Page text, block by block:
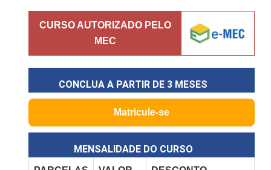
CURSO AUTORIZADO PELO
MEC
CONCLUA A PARTIR DE 3 MESES
Matricule-se
MENSALIDADE DO CURSO